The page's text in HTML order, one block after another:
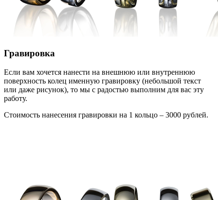
Гравировка
Если вам хочется нанести на внешнюю или внутреннюю
поверхность колец именную гравировку (небольшой текст
или даже рисунок), то мы с радостью выполним для вас эту
работу.
Стоимость нанесения гравировки на 1 кольцо – 3000 рублей.